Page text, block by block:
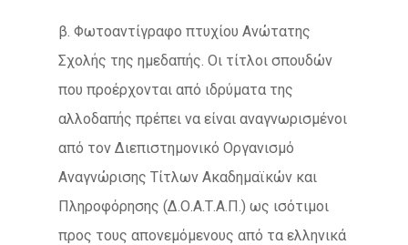
β. Φωτοαντίγραφο πτυχίου Ανώτατης
Σχολής της ημεδαπής. Οι τίτλοι σπουδών
που προέρχονται από ιδρύματα της
αλλοδαπής πρέπει να είναι αναγνωρισμένοι
από τον Διεπιστημονικό Οργανισμό
Αναγνώρισης Τίτλων Ακαδημαϊκών και
Πληροφόρησης (Δ.Ο.Α.Τ.Α.Π.) ως ισότιμοι
προς τους απονεμόμενους από τα ελληνικά